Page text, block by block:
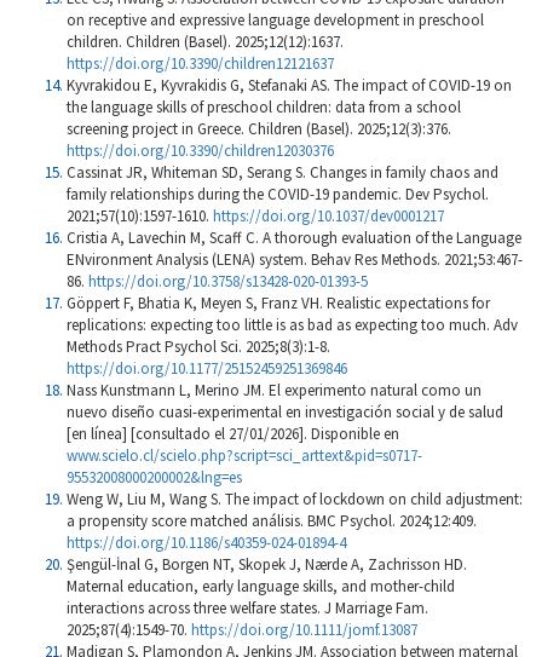
on receptive and expressive language development in preschool
children. Children (Basel). 2025;12(12):1637.
https://doi.org/10.3390/children12121637
Kyvrakidou E, Kyvrakidis G, Stefanaki AS. The impact of COVID-19 on
the language skills of preschool children: data from a school
screening project in Greece. Children (Basel). 2025;12(3):376.
https://doi.org/10.3390/children12030376
Cassinat JR, Whiteman SD, Serang S. Changes in family chaos and
family relationships during the COVID-19 pandemic. Dev Psychol.
2021;57(10):1597-1610. https://doi.org/10.1037/dev0001217
Cristia A, Lavechin M, Scaff C. A thorough evaluation of the Language
ENvironment Analysis (LENA) system. Behav Res Methods. 2021;53:467-
86. https://doi.org/10.3758/s13428-020-01393-5
Göppert F, Bhatia K, Meyen S, Franz VH. Realistic expectations for
replications: expecting too little is as bad as expecting too much. Adv
Methods Pract Psychol Sci. 2025;8(3):1-8.
https://doi.org/10.1177/25152459251369846
Nass Kunstmann L, Merino JM. El experimento natural como un
nuevo diseño cuasi-experimental en investigación social y de salud
[en línea] [consultado el 27/01/2026]. Disponible en
www.scielo.cl/scielo.php?script=sci_arttext&pid=s0717-
95532008000200002&lng=es
Weng W, Liu M, Wang S. The impact of lockdown on child adjustment:
a propensity score matched análisis. BMC Psychol. 2024;12:409.
https://doi.org/10.1186/s40359-024-01894-4
Şengül-İnal G, Borgen NT, Skopek J, Nærde A, Zachrisson HD.
Maternal education, early language skills, and mother-child
interactions across three welfare states. J Marriage Fam.
2025;87(4):1549-70. https://doi.org/10.1111/jomf.13087
Madigan S, Plamondon A, Jenkins JM. Association between maternal